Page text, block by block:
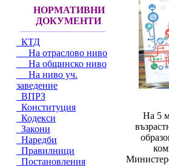
НОРМАТИВНИ
ДОКУМЕНТИ
КТД
На отраслово ниво
На общинско ниво
На ниво уч.
заведение
ВПРЗ
Конституция
Кодекси
Закони
Наредби
Правилници
Постановления
На 5